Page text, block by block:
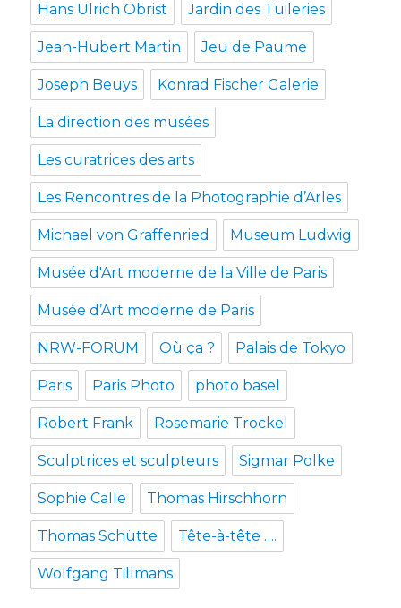
Hans Ulrich Obrist Jardin des Tuileries
Jean-Hubert Martin Jeu de Paume
Joseph Beuys Konrad Fischer Galerie
La direction des musées
Les curatrices des arts
Les Rencontres de la Photographie d’Arles
Michael von Graffenried Museum Ludwig
Musée d'Art moderne de la Ville de Paris
Musée d’Art moderne de Paris
NRW-FORUM Où ça ? Palais de Tokyo
Paris Paris Photo photo basel
Robert Frank Rosemarie Trockel
Sculptrices et sculpteurs Sigmar Polke
Sophie Calle Thomas Hirschhorn
Thomas Schütte Tête-à-tête ….
Wolfgang Tillmans